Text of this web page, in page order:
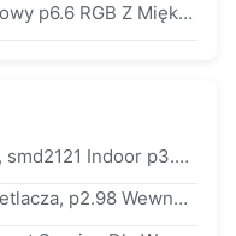
Oryginalny Wyświetlacz Kurtynowy p6.6 RGB Z Miękką Diodą LED, Składany Ekran Z Opcją Promieniowania
Ekran Prezentacji Ultra HD Led, smd2121 Indoor p3.91 Led Screen Rental
Lekkie Przednie Tablice Wyświetlacza, p2.98 Wewnętrzny Panel LED